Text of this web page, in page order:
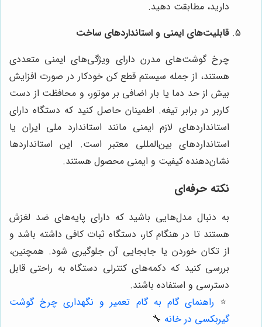
دارید، مطابقت دهید.
قابلیت‌های ایمنی و استانداردهای ساخت
چرخ گوشت‌های مدرن دارای ویژگی‌های ایمنی متعددی
هستند، از جمله سیستم قطع کن خودکار در صورت افزایش
بیش از حد دما یا بار اضافی بر موتور، و محافظت از دست
کاربر در برابر تیغه. اطمینان حاصل کنید که دستگاه دارای
استانداردهای لازم ایمنی مانند استاندارد ملی ایران یا
استانداردهای بین‌المللی معتبر است. این استانداردها
نشان‌دهنده کیفیت و ایمنی محصول هستند.
نکته حرفه‌ای
به دنبال مدل‌هایی باشید که دارای پایه‌های ضد لغزش
هستند تا در هنگام کار، دستگاه ثبات کافی داشته باشد و
از تکان خوردن یا جابجایی آن جلوگیری شود. همچنین،
بررسی کنید که دکمه‌های کنترلی دستگاه به راحتی قابل
دسترسی و استفاده باشند.
⭐️ راهنمای گام به گام تعمیر و نگهداری چرخ گوشت
گیربکسی در خانه 🔧